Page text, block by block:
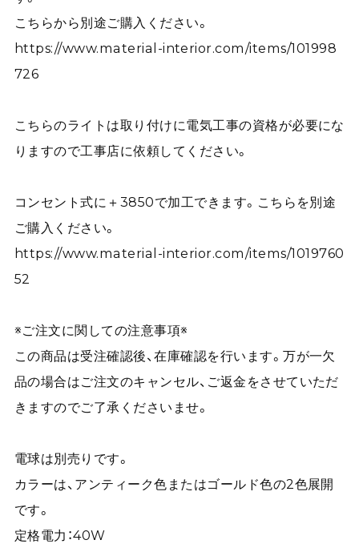
こちらから別途ご購入ください。
https://www.material-interior.com/items/101998
726
こちらのライトは取り付けに電気工事の資格が必要にな
りますので工事店に依頼してください。
コンセント式に＋3850で加工できます。こちらを別途
ご購入ください。
https://www.material-interior.com/items/1019760
52
※ご注文に関しての注意事項※
この商品は受注確認後、在庫確認を行います。万が一欠
品の場合はご注文のキャンセル、ご返金をさせていただ
きますのでご了承くださいませ。
電球は別売りです。
カラーは、アンティーク色またはゴールド色の2色展開
です。
定格電力：40W